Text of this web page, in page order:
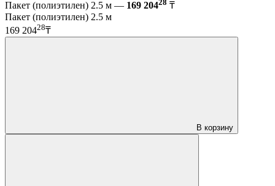
Пакет (полиэтилен) 2.5 м — 169 20428 ₸
Пакет (полиэтилен) 2.5 м
169 20428₸
В корзину